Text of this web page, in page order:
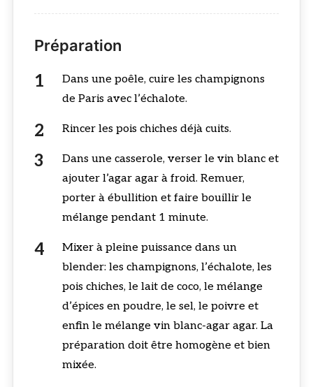
Préparation
Dans une poêle, cuire les champignons
de Paris avec l’échalote.
Rincer les pois chiches déjà cuits.
Dans une casserole, verser le vin blanc et
ajouter l’agar agar à froid. Remuer,
porter à ébullition et faire bouillir le
mélange pendant 1 minute.
Mixer à pleine puissance dans un
blender: les champignons, l’échalote, les
pois chiches, le lait de coco, le mélange
d’épices en poudre, le sel, le poivre et
enfin le mélange vin blanc-agar agar. La
préparation doit être homogène et bien
mixée.